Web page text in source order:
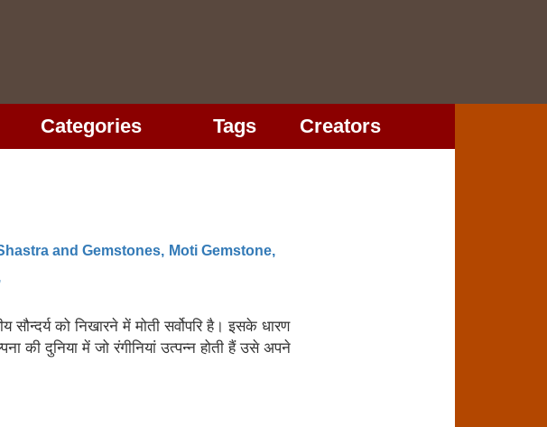
Categories Tags
Creators
and Gemstones, Moti Gemstone,
सौन्‍दर्य को निखारने में मोती सर्वोपरि है। इसके धारण
दुनिया में जो रंगीनियां उत्‍पन्‍न होती हैं उसे अपने